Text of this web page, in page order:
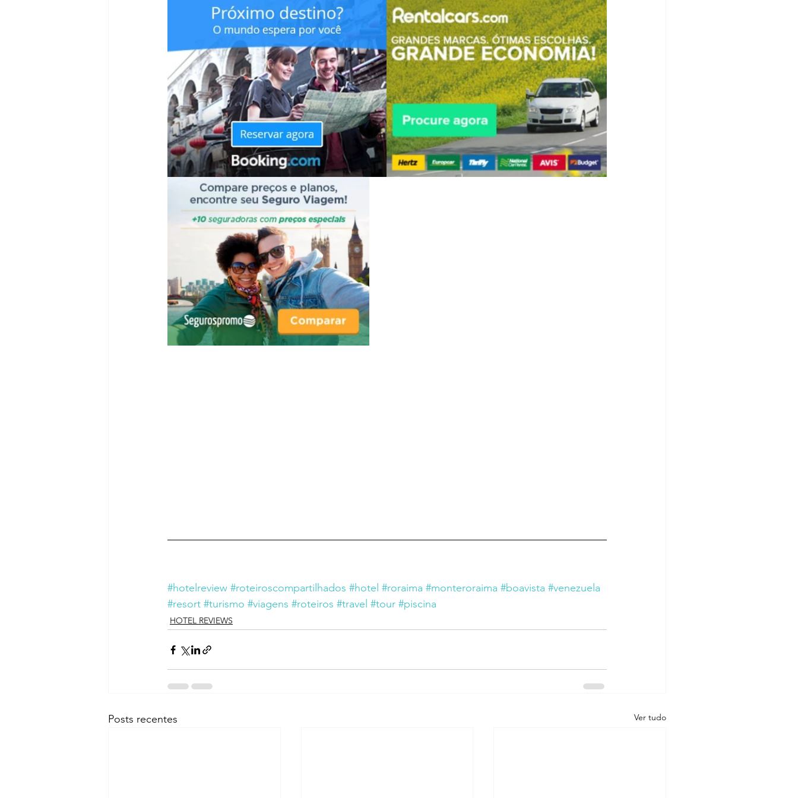
#hotelreview #roteiroscompartilhados #hotel #roraima #monteroraima #boavista #venezuela
#resort #turismo #viagens #roteiros #travel #tour #piscina
HOTEL REVIEWS
Posts recentes Ver tudo